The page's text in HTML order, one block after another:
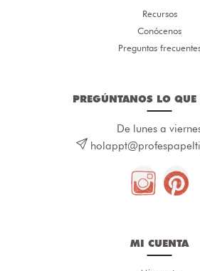
Recursos
Conócenos
Preguntas
PREGÚNTANOS LO QUE
De lunes a
MI CUENTA